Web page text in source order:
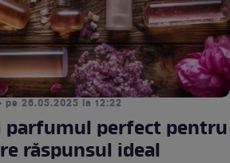
pe 26.05.2025 la 12:22
parfumul perfect pentru
răspunsul ideal